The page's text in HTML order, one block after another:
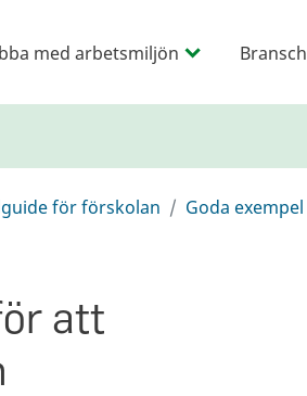
med arbetsmiljön Bransch
för förskolan Goda exempel
att